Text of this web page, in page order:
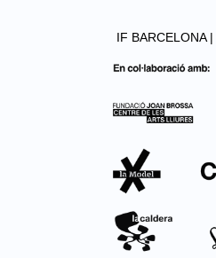
IF BARCELONA |